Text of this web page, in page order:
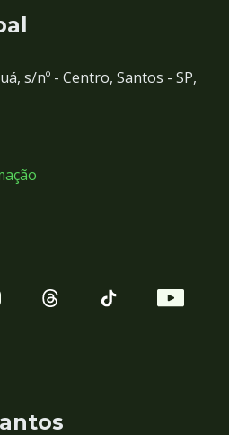
s/nº - Centro, Santos - SP,